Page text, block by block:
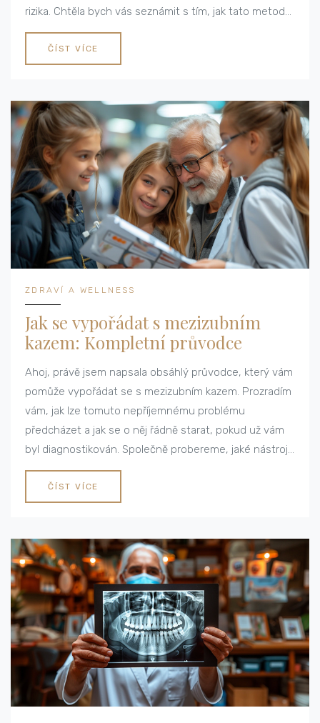
rizika. Chtěla bych vás seznámit s tím, jak tato metoda
může vylepšit váš úsměv a zároveň, jaké aspekty je
třeba zvážit před jejím využitím. Připojte se ke mně a
zjistěte více o celokeramických fasetách a jak se o ně
ČÍST VÍCE
ZDRAVÍ A WELLNESS
Jak se vypořádat s mezizubním
kazem: Kompletní průvodce
Ahoj, právě jsem napsala obsáhlý průvodce, který vám
pomůže vypořádat se s mezizubním kazem. Prozradím
vám, jak lze tomuto nepříjemnému problému
předcházet a jak se o něj řádně starat, pokud už vám
byl diagnostikován. Společně probereme, jaké nástroje
a postupy jsou nejvhodnější pro udržení vaší ústní
dutiny v optimálním stavu. Tak pojďme na to!
ČÍST VÍCE